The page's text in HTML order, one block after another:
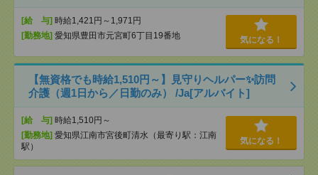
[給 与] 時給1,421円～1,971円
[勤務地] 愛知県豊田市元宮町6丁目19番地 気になる！
【無資格でも時給1,510円～】見守りヘルパー✨訪問
介護（週1日から／日勤のみ） /Ja[アルバイト]
[給 与] 時給1,510円～
[勤務地] 愛知県江南市宮後町清水（最寄り駅：江南
駅）
気になる！